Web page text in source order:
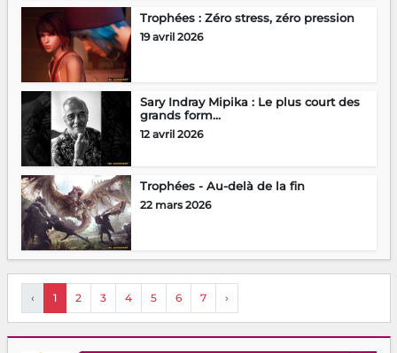
Trophées : Zéro stress, zéro pression
19 avril 2026
Sary Indray Mipika : Le plus court des
grands form...
12 avril 2026
Trophées - Au-delà de la fin
22 mars 2026
‹ 1 2 3 4 5 6 7 ›